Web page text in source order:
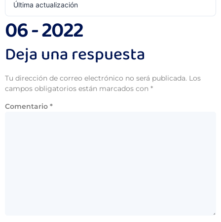
Última actualización
06 - 2022
Deja una respuesta
Tu dirección de correo electrónico no será publicada. Los
campos obligatorios están marcados con *
Comentario *